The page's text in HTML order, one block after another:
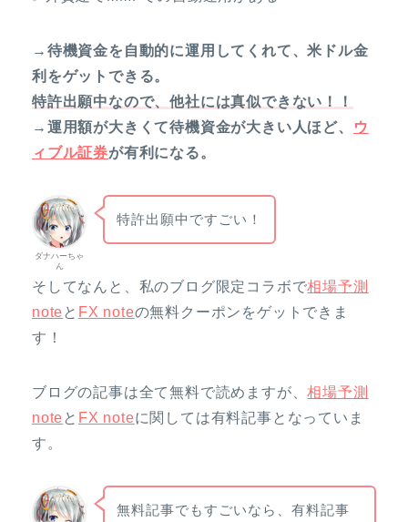
→待機資金を自動的に運用してくれて、米ドル金
利をゲットできる。
特許出願中なので、他社には真似できない！！
→運用額が大きくて待機資金が大きい人ほど、
ウ
ィブル証券が有利になる。
ダナハーちゃ
ん
特許出願中ですごい！
そしてなんと、私のブログ限定コラボで相場予測
note と FX noteの無料クーポンをゲットできま
す！
ブログの記事は全て無料で読めますが、相場予測
note と FX noteに関しては有料記事となっていま
す。
無料記事でもすごいなら、有料記事